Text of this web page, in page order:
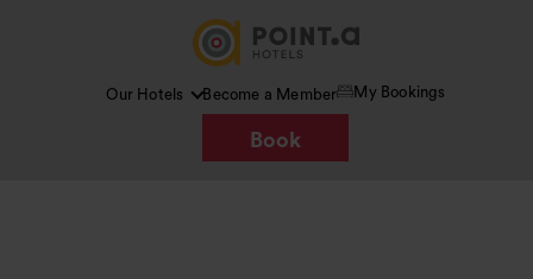
Our Hotels Become a Member My Bookings
Book